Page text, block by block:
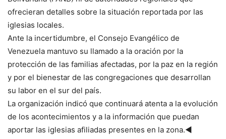
ofrecieran detalles sobre la situación reportada por las
iglesias locales.
Ante la incertidumbre, el Consejo Evangélico de
Venezuela mantuvo su llamado a la oración por la
protección de las familias afectadas, por la paz en la región
y por el bienestar de las congregaciones que desarrollan
su labor en el sur del país.
La organización indicó que continuará atenta a la evolución
de los acontecimientos y a la información que puedan
aportar las iglesias afiliadas presentes en la zona.◄